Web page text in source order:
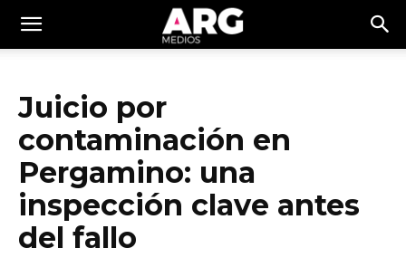
Juicio por
contaminación en
Pergamino: una
inspección clave antes
del fallo